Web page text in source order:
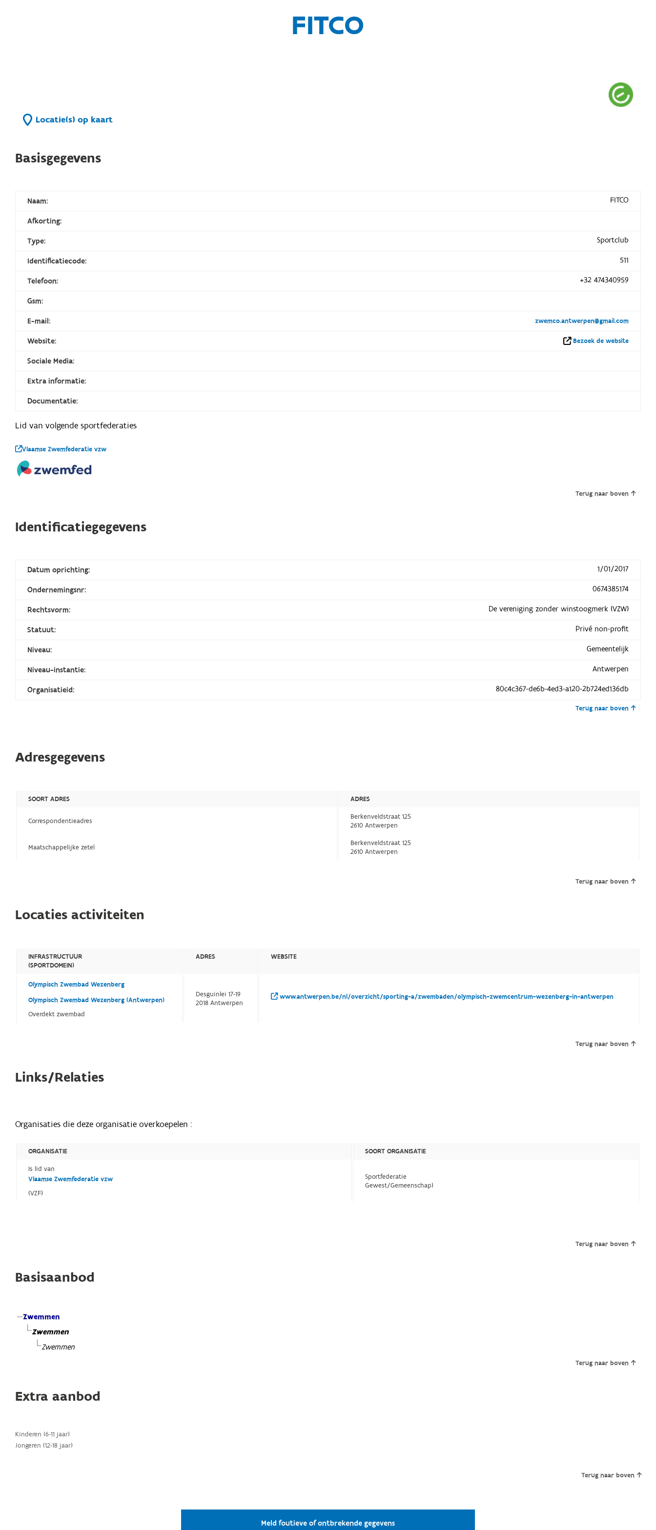
FITCO
Locatie(s) op kaart
Basisgegevens
Naam: FITCO
Afkorting:
Type: Sportclub
Identificatiecode: 511
Telefoon: +32 474340959
Gsm:
E-mail: zwemco.antwerpen@gmail.com
Website: Bezoek de website
Sociale Media:
Extra informatie:
Documentatie:
Lid van volgende sportfederaties
Vlaamse Zwemfederatie vzw
Terug naar boven
Identificatiegegevens
Datum oprichting: 1/01/2017
Ondernemingsnr: 0674385174
Rechtsvorm: De vereniging zonder winstoogmerk (VZW)
Statuut: Privé non-profit
Niveau: Gemeentelijk
Niveau-instantie: Antwerpen
Organisatieid: 80c4c367-de6b-4ed3-a120-2b724ed136db
Terug naar boven
Adresgegevens
SOORT ADRES ADRES
Correspondentieadres
Berkenveldstraat 125
2610 Antwerpen
Maatschappelijke zetel
Berkenveldstraat 125
2610 Antwerpen
Terug naar boven
Locaties activiteiten
INFRASTRUCTUUR
(SPORTDOMEIN)
ADRES WEBSITE
Olympisch Zwembad Wezenberg
Olympisch Zwembad Wezenberg (Antwerpen)
Overdekt zwembad
Desguinlei 17-19
2018 Antwerpen
www.antwerpen.be/nl/overzicht/sporting-a/zwembaden/olympisch-zwemcentrum-wezenberg-in-antwerpen
Terug naar boven
Links/Relaties
Organisaties die deze organisatie overkoepelen :
ORGANISATIE
SOORT ORGANISATIE
Is lid van
Vlaamse Zwemfederatie vzw
(VZF)
Sportfederatie
Gewest/Gemeenschap)
Terug naar boven
Basisaanbod
Zwemmen
Zwemmen
Zwemmen
Terug naar boven
Extra aanbod
Kinderen (6-11 jaar)
Jongeren (12-18 jaar)
Terug naar boven
Meld foutieve of ontbrekende gegevens